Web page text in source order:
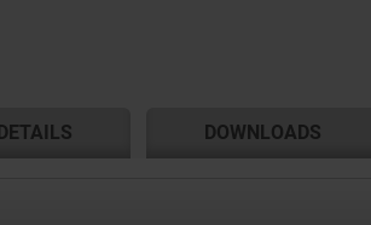
DETAILS DOWNLOADS